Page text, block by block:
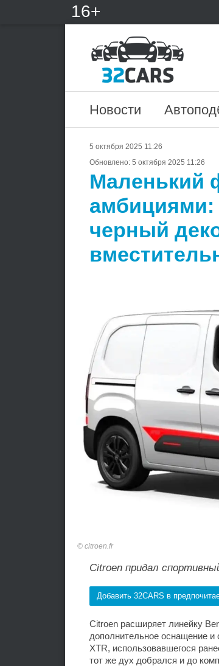
16+
Новости
5 октября 2025 11:26
Обновлено: 5 октября 2025 11:26
Маленький
амбициями:
черный
citroen.fr
Citroen придал
Добавить 32CARS в
Citroen расширяет линейку
дополнительное оснащение и
XTR, использовавшегося
тот же дух добрался и до